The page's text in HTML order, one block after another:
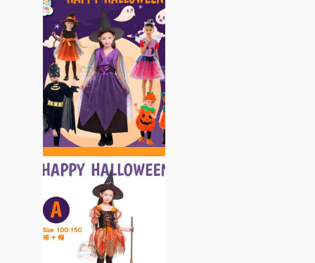
擇
選
項
產
品
有
多
種
款
式。
可
在
產